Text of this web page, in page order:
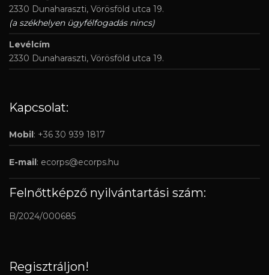
2330 Dunaharaszti, Vörösföld utca 19.
(a székhelyen ügyfélfogadás nincs)
Levélcím
2330 Dunaharaszti, Vörösföld utca 19.
Kapcsolat:
Mobil: +36 30 939 1817
E-mail: ecorps@ecorps.hu
Felnőttképző nyilvántartási szám:
B/2024/000685
Regisztráljon!